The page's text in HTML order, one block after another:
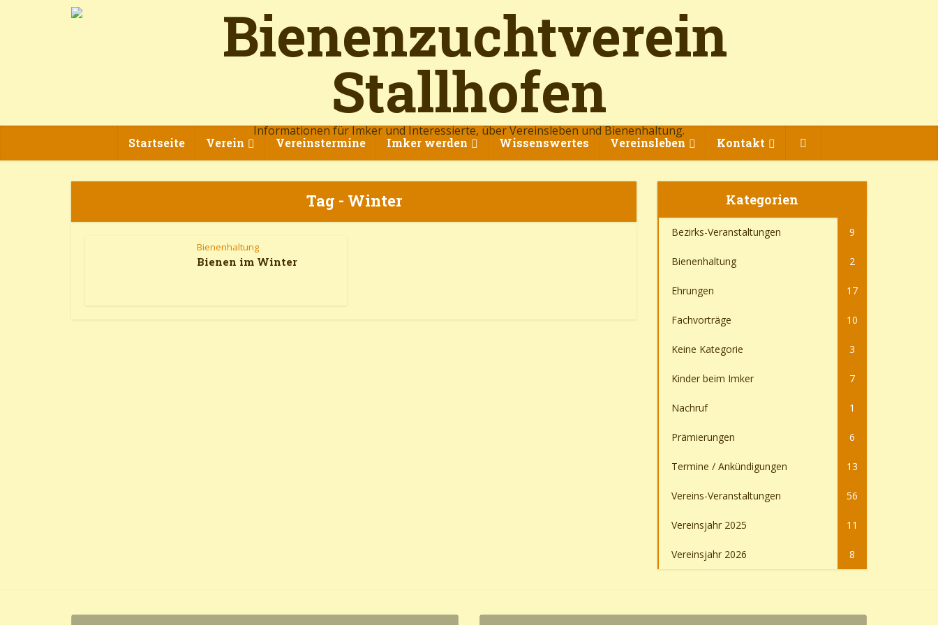
Informationen für Imker und Interessierte, über Vereinsleben und Bienenhaltung.
Startseite Verein Vereinstermine Imker werden Wissenswertes Vereinsleben Kontakt
Tag - Winter
Bienenhaltung
Bienen im Winter
Kategorien
Bezirks-Veranstaltungen 9
Bienenhaltung 2
Ehrungen 17
Fachvorträge 10
Keine Kategorie 3
Kinder beim Imker 7
Nachruf 1
Prämierungen 6
Termine / Ankündigungen 13
Vereins-Veranstaltungen 56
Vereinsjahr 2025 11
Vereinsjahr 2026 8